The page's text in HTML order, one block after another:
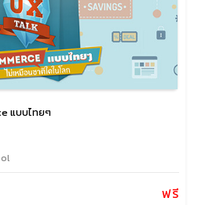
แบบไทยๆ
ฟรี